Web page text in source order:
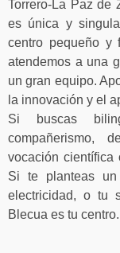
Torrero-La Paz de
es única y
centro pequeño y
atendemos a una
un gran equipo.
la innovación y el
Si buscas
compañerismo,
vocación
Si te planteas un
electricidad, o tu
Blecua es tu centro.